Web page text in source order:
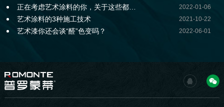
正在考虑艺术涂料的你，关于这些都… 2022-01-06
艺术涂料的3种施工技术 2021-10-22
艺术漆你还会谈“醛”色变吗？ 2022-06-01